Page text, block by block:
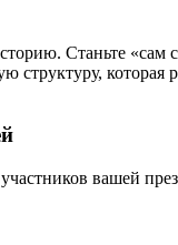
Станьте
структуру,
вашей